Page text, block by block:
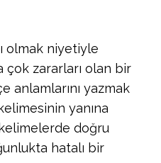
olmak niyetiyle
çok zararları olan bir
anlamlarını yazmak
yanına
doğru
hatalı bir